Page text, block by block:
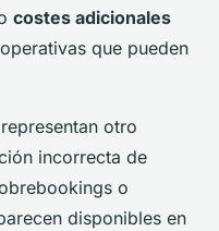
costes adicionales
que pueden
otro
incorrecta de
o
disponibles en